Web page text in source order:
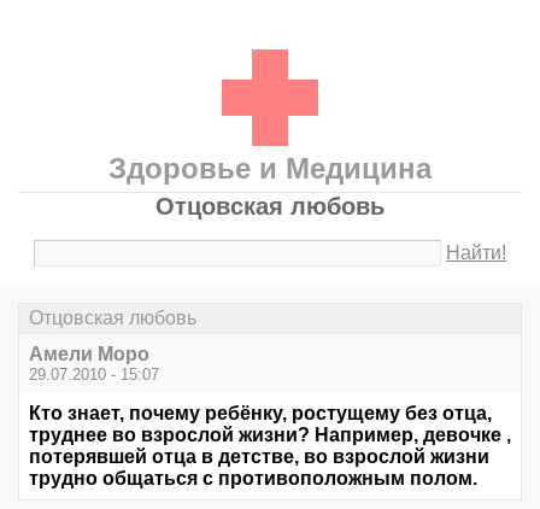
Здоровье и Медицина
Отцовская любовь
Найти!
Отцовская любовь
Амели Моро
29.07.2010 - 15:07
Кто знает, почему ребёнку, ростущему без отца,
труднее во взрослой жизни? Например, девочке ,
потерявшей отца в детстве, во взрослой жизни
трудно общаться с противоположным полом.